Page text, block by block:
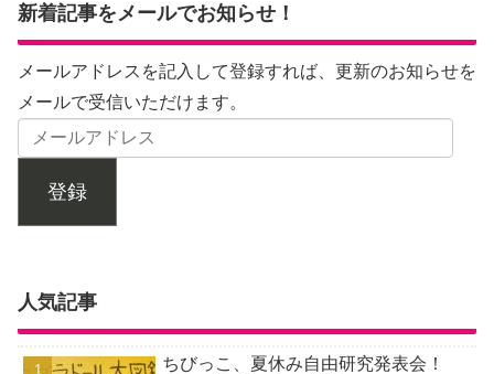
新着記事をメールでお知らせ！
メールアドレスを記入して登録すれば、更新のお知らせを
メールで受信いただけます。
登録
人気記事
ちびっこ、夏休み自由研究発表会！